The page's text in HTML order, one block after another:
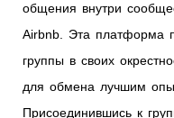
общения внутри
Airbnb. Эта платформа
группы в своих
для обмена лучшим
Присоединившись к